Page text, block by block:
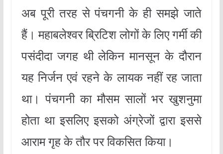
अब पूरी तरह से पंचगनी के ही समझे जाते
हैं। महाबलेश्वर ब्रिटिश लोगों के लिए गर्मी की
पसंदीदा जगह थी लेकिन मानसून के दौरान
यह निर्जन एवं रहने के लायक नहीं रह जाता
था। पंचगनी का मौसम सालों भर खुशनुमा
होता था इसलिए इसको अंग्रेजों द्वारा इससे
आराम गृह के तौर पर विकसित किया।